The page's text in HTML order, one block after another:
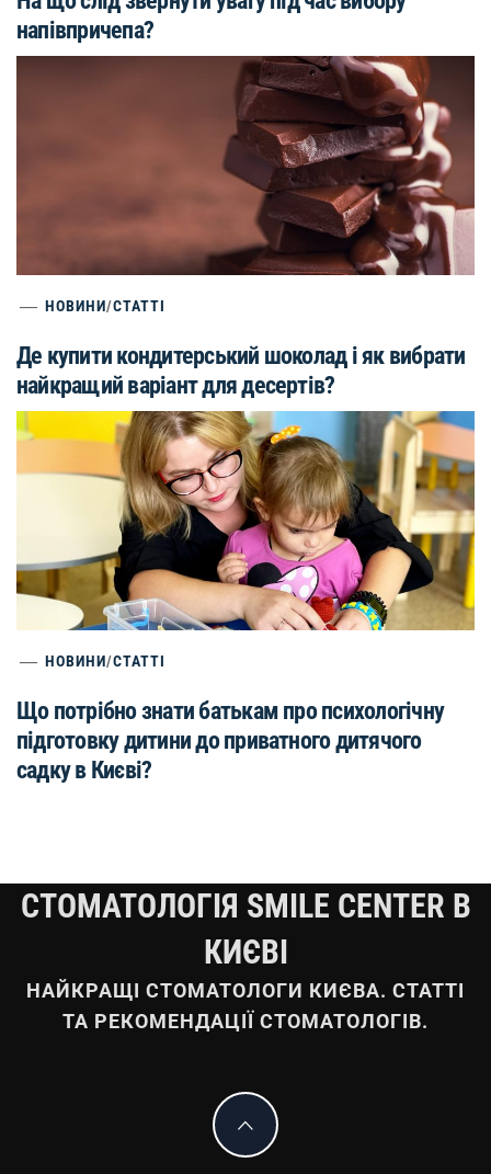
напівпричепа?
НОВИНИ/СТАТТІ
Де купити кондитерський шоколад і як вибрати
найкращий варіант для десертів?
НОВИНИ/СТАТТІ
Що потрібно знати батькам про психологічну
підготовку дитини до приватного дитячого
садку в Києві?
СТОМАТОЛОГІЯ SMILE CENTER В
КИЄВІ
НАЙКРАЩІ СТОМАТОЛОГИ КИЄВА. СТАТТІ
ТА РЕКОМЕНДАЦІЇ СТОМАТОЛОГІВ.